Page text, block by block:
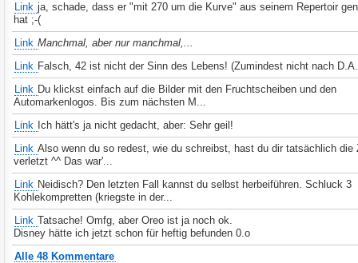
Link ja, schade, dass er "mit 270 um die Kurve" aus seinem Repertoir
hat ;-(
Link Manchmal, aber nur manchmal,...
Link Falsch, 42 ist nicht der Sinn des Lebens! (Zumindest nicht nach
Link Du klickst einfach auf die Bilder mit den Fruchtscheiben und den
Automarkenlogos. Bis zum nächsten M...
Link Ich hätt's ja nicht gedacht, aber: Sehr geil!
Link Also wenn du so redest, wie du schreibst, hast du dir tatsächlich die
verletzt ^^ Das war'...
Link Neidisch? Den letzten Fall kannst du selbst herbeiführen. Schluck 3
Kohlekompretten (kriegste in der...
Link Tatsache! Omfg, aber Oreo ist ja noch ok.
Disney hätte ich jetzt schon für heftig befunden 0.o
Alle 48 Kommentare